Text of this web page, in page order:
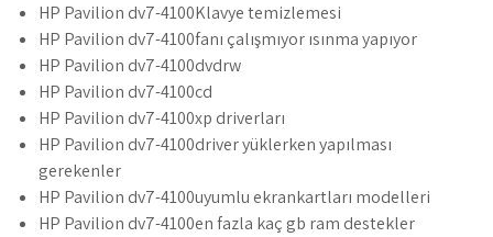
HP Pavilion dv7-4100Klavye temizlemesi
HP Pavilion dv7-4100fanı çalışmıyor ısınma yapıyor
HP Pavilion dv7-4100dvdrw
HP Pavilion dv7-4100cd
HP Pavilion dv7-4100xp driverları
HP Pavilion dv7-4100driver yüklerken yapılması
gerekenler
HP Pavilion dv7-4100uyumlu ekrankartları modelleri
HP Pavilion dv7-4100en fazla kaç gb ram destekler